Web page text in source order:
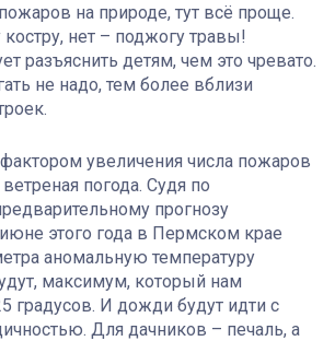
на природе, тут всё проще.
нет – поджогу травы!
разъяснить детям, чем это чревато.
не надо, тем более вблизи
увеличения числа пожаров
погода. Судя по
прогнозу
этого года в Пермском крае
аномальную температуру
максимум, который нам
градусов. И дожди будут идти с
Для дачников – печаль, а